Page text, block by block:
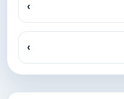
›
›